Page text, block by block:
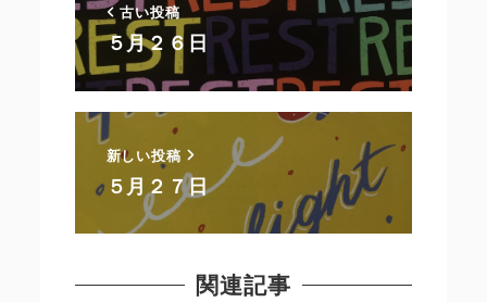
古い投稿
５月２６日
新しい投稿
５月２７日
関連記事